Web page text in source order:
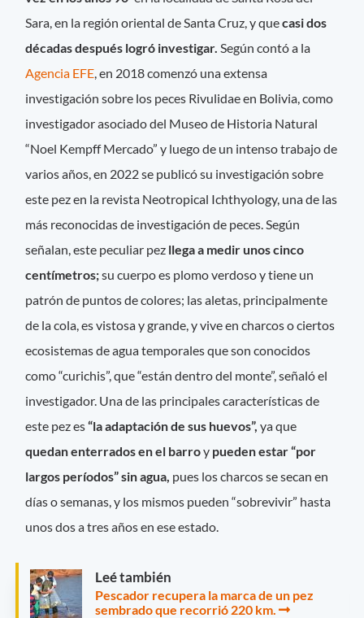
Sara, en la región oriental de Santa Cruz, y quecasi dos
décadas después logró investigar. Según contó a la
Agencia EFE , en 2018 comenzó una extensa
investigación sobre los peces Rivulidae en Bolivia, como
investigador asociado del Museo de Historia Natural
“Noel Kempff Mercado” y luego de un intenso trabajo de
varios años, en 2022 se publicó su investigación sobre
este pez en la revista Neotropical Ichthyology, una de las
más reconocidas de investigación de peces. Según
señalan, este peculiar pez llega a medir unos cinco
centímetros;su cuerpo es plomo verdoso y tiene un
patrón de puntos de colores; las aletas, principalmente
de la cola, es vistosa y grande, y vive en charcos o ciertos
ecosistemas de agua temporales que son conocidos
como “curichis”, que “están dentro del monte”, señaló el
investigador. Una de las principales características de
este pez es“la adaptación de sus huevos”, ya que
quedan enterrados en el barroy pueden estar “por
largos períodos” sin agua, pues los charcos se secan en
días o semanas, y los mismos pueden “sobrevivir” hasta
unos dos a tres años en ese estado.
Leé también
Pescador recupera la marca de un pez
sembrado que recorrió 220 km.